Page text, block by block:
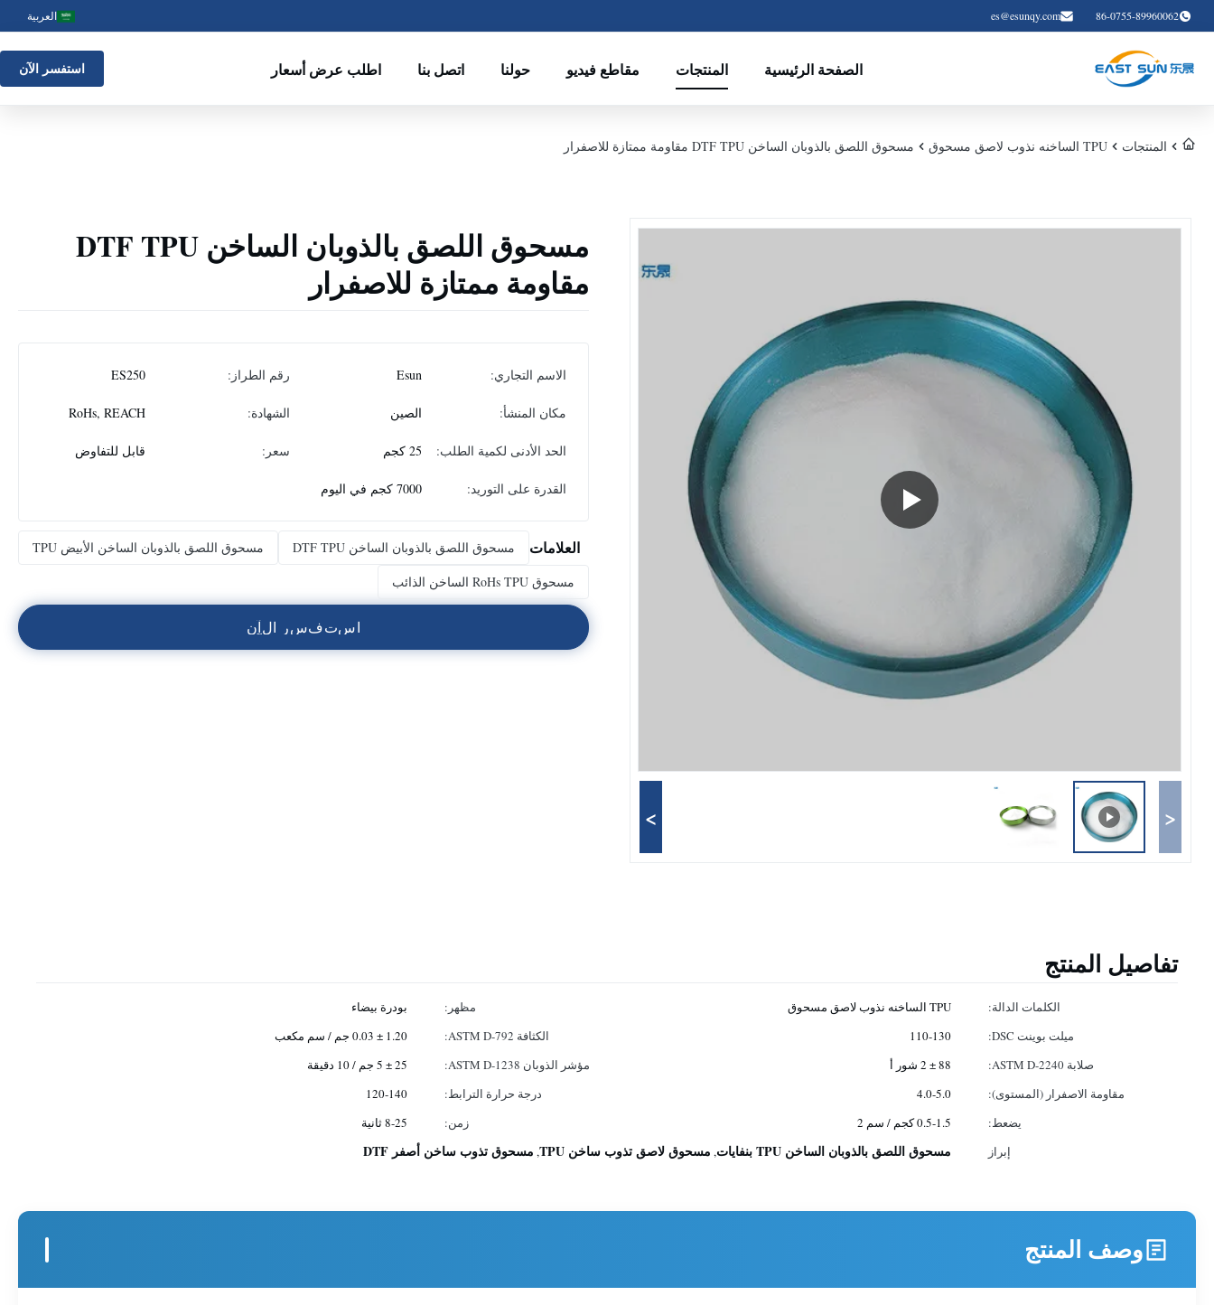
86-0755-89960062
es@esunqy.com العربية
الصفحة الرئيسية المنتجات مقاطع فيديو حولنا اتصل بنا اطلب عرض أسعار استفسر الآن
المنتجات TPU الساخنه نذوب لاصق مسحوق مسحوق اللصق بالذوبان الساخن DTF TPU مقاومة ممتازة للاصفرار
<
>
مسحوق اللصق بالذوبان الساخن DTF TPU
مقاومة ممتازة للاصفرار
الاسم التجاري: Esun رقم الطراز: ES250
مكان المنشأ: الصين الشهادة: RoHs, REACH
الحد الأدنى لكمية الطلب: 25 كجم سعر: قابل للتفاوض
القدرة على التوريد: 7000 كجم في اليوم
العلامات مسحوق اللصق بالذوبان الساخن DTF TPU
مسحوق اللصق بالذوبان الساخن الأبيض TPU
مسحوق RoHs TPU الساخن الذائب
استفسر الآن
تفاصيل المنتج
الكلمات الدالة: TPU الساخنه نذوب لاصق مسحوق مظهر:
بودرة بيضاء
ميلت بوينت DSC:
110-130 الكثافة ASTM D-792:
1.20 ± 0.03 جم / سم مكعب
صلابة ASTM D-2240:
88 ± 2 شور أ مؤشر الذوبان ASTM D-1238:
25 ± 5 جم / 10 دقيقة
مقاومة الاصفرار (المستوى):
4.0-5.0 درجة حرارة الترابط:
120-140
يضعط:
0.5-1.5 كجم / سم 2 زمن:
8-25 ثانية
إبراز
مسحوق اللصق بالذوبان الساخن TPU بنفايات , مسحوق لاصق تذوب ساخن TPU , مسحوق تذوب ساخن أصفر DTF
وصف المنتج